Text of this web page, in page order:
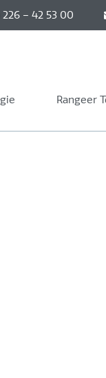
226 – 42 53 00
Rangeer